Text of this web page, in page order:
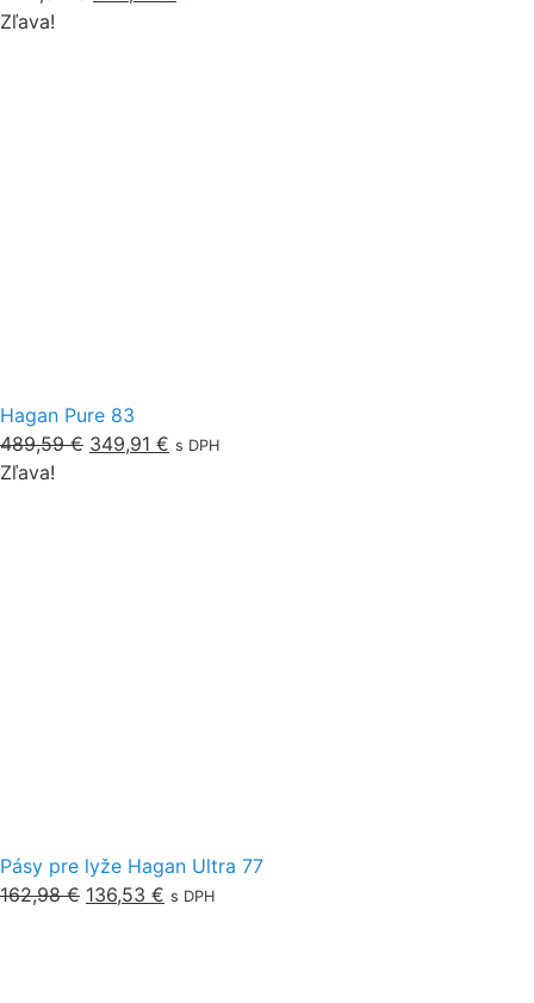
Zľava!
Hagan Pure 83
489,59€ 349,91 € s DPH
Zľava!
Pásy pre lyže Hagan Ultra 77
162,98€ 136,53 € s DPH